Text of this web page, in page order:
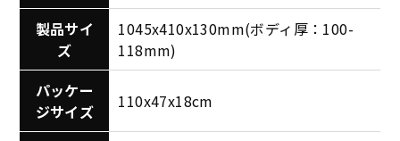
製品サイ
ズ
1045x410x130mm(ボディ厚：100-
118mm)
パッケー
ジサイズ
110x47x18cm